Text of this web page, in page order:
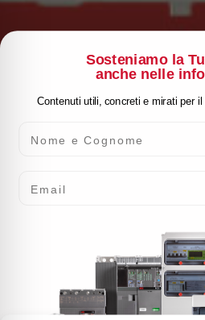
Sosteniamo la
anche nelle
Contenuti utili, concreti e mirati per